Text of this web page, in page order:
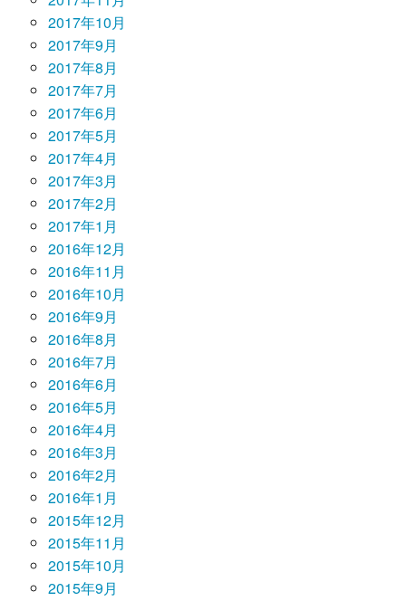
2017年10月
2017年9月
2017年8月
2017年7月
2017年6月
2017年5月
2017年4月
2017年3月
2017年2月
2017年1月
2016年12月
2016年11月
2016年10月
2016年9月
2016年8月
2016年7月
2016年6月
2016年5月
2016年4月
2016年3月
2016年2月
2016年1月
2015年12月
2015年11月
2015年10月
2015年9月